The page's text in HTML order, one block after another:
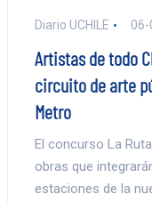
Diario UCHILE
Artistas de todo
circuito de arte
Metro
El concurso La
obras que
estaciones de la